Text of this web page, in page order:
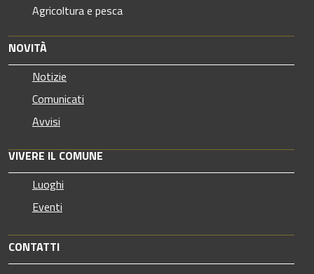
Agricoltura e pesca
NOVITÀ
Notizie
Comunicati
Avvisi
VIVERE IL COMUNE
Luoghi
Eventi
CONTATTI